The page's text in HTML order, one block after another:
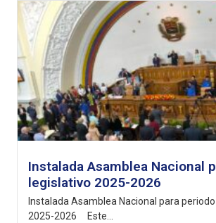
Instalada Asamblea Nacional
legislativo 2025-2026
Instalada Asamblea Nacional para
2025-2026 Este...